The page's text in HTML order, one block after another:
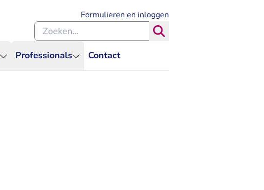
Professionals Contact
Formulieren en inloggen
Zoeken binnen de Rechtspraak